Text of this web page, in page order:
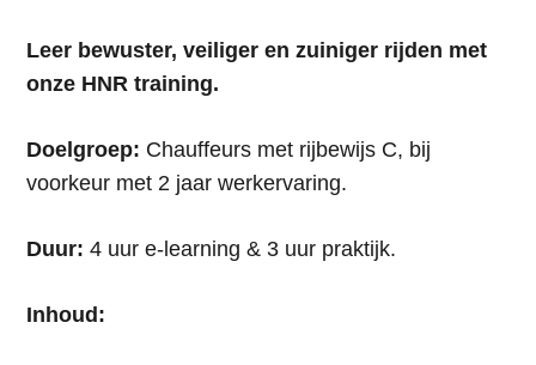
Leer bewuster, veiliger en zuiniger rijden met
onze HNR training.
Doelgroep: Chauffeurs met rijbewijs C, bij
voorkeur met 2 jaar werkervaring.
Duur: 4 uur e-learning & 3 uur praktijk.
Inhoud: